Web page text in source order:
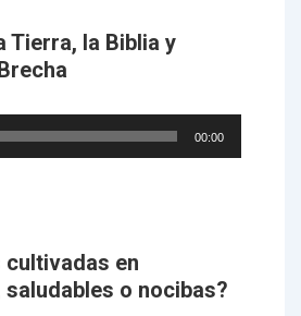
Tierra, la Biblia y
00:00
cultivadas en
o nocibas?